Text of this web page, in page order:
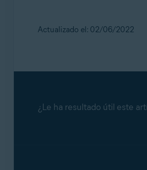
Actualizado el: 02/06/2022
¿Le ha resultado útil este